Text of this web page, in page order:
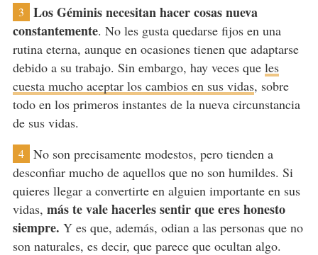
3
Los Géminis necesitan hacer cosas nueva
constantemente. No les gusta quedarse fijos en una
rutina eterna, aunque en ocasiones tienen que adaptarse
debido a su trabajo. Sin embargo, hay veces que les
cuesta mucho aceptar los cambios en sus vidas, sobre
todo en los primeros instantes de la nueva circunstancia
de sus vidas.
4
No son precisamente modestos, pero tienden a
desconfiar mucho de aquellos que no son humildes. Si
quieres llegar a convertirte en alguien importante en sus
vidas, más te vale hacerles sentir que eres honesto
siempre. Y es que, además, odian a las personas que no
son naturales, es decir, que parece que ocultan algo.